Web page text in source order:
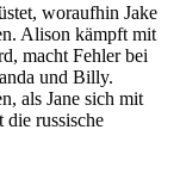
woraufhin Jake
Alison kämpft mit
macht Fehler bei
und Billy.
als Jane sich mit
russische